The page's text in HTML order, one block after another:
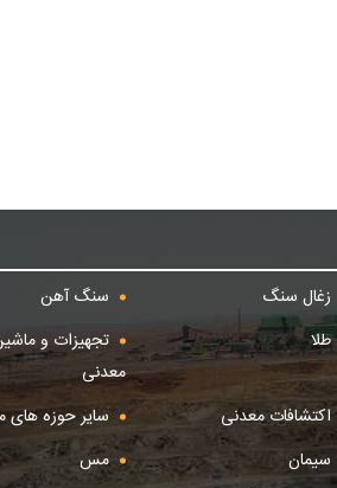
زغال سنگ
سنگ آهن
طلا
تجهیزات و
معدنی
اکتشافات معدنی
سایر حوزه های
سیمان
مس